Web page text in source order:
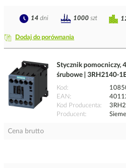
Dodaj do porównania
14 dni 1000 szt
Stycznik pomocniczy,
śrubowe | 3RH2140-
Kod
EAN
Kod Producenta
Producent
Cena brutto